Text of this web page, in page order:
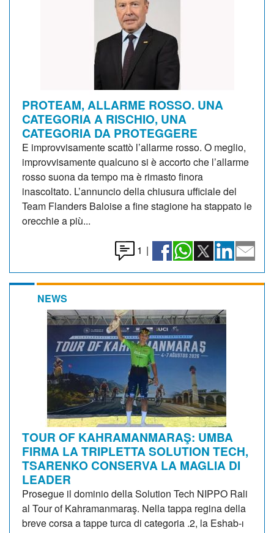
PROTEAM, ALLARME ROSSO. UNA
CATEGORIA A RISCHIO, UNA
CATEGORIA DA PROTEGGERE
E improvvisamente scattò l’allarme rosso. O meglio,
improvvisamente qualcuno si è accorto che l’allarme
rosso suona da tempo ma è rimasto finora
inascoltato. L’annuncio della chiusura ufficiale del
Team Flanders Baloise a fine stagione ha stappato le
orecchie a più...
1 |
NEWS
TOUR OF KAHRAMANMARAŞ: UMBA
FIRMA LA TRIPLETTA SOLUTION TECH,
TSARENKO CONSERVA LA MAGLIA DI
LEADER
Prosegue il dominio della Solution Tech NIPPO Rali
al Tour of Kahramanmaraş. Nella tappa regina della
breve corsa a tappe turca di categoria .2, la Eshab-ı